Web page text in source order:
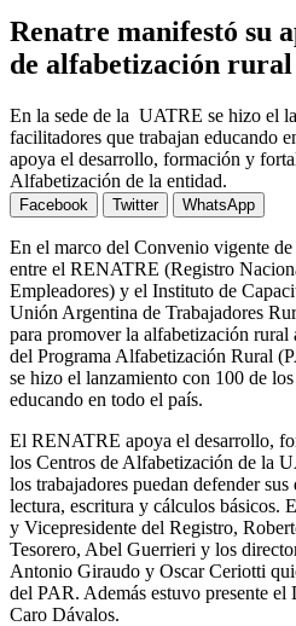
Renatre manifestó su
de alfabetización rural
En la sede de la UATRE se hizo el
facilitadores que trabajan educando
apoya el desarrollo, formación y
Alfabetización de la entidad.
Facebook Twitter WhatsApp
En el marco del Convenio vigente
entre el RENATRE (Registro
Empleadores) y el Instituto de
Unión Argentina de Trabajadores
para promover la alfabetización rural
del Programa Alfabetización Rural
se hizo el lanzamiento con 100 de
educando en todo el país.
El RENATRE apoya el desarrollo,
los Centros de Alfabetización de la
los trabajadores puedan defender
lectura, escritura y cálculos básicos.
y Vicepresidente del Registro,
Tesorero, Abel Guerrieri y los
Antonio Giraudo y Oscar Ceriotti
del PAR. Además estuvo presente el
Caro Dávalos.